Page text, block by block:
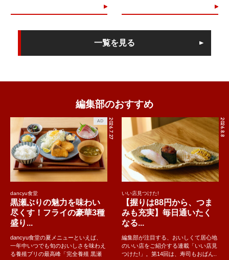
一覧を見る
編集部のおすすめ
2026.7.27
AD
dancyu食堂
黒瀬ぶりの魅力を味わい
尽くす！フライの豪華3種
盛り...
dancyu食堂の夏メニューといえば、
一年中いつでも旬のおいしさを味わえ
る養殖ブリの最高峰「完全養殖 黒瀬
2026.8.8
いい店見つけた!
【握りは88円から、つま
みも充実】毎日通いたく
なる...
編集部が注目する、おいしくて居心地
のいい店をご紹介する連載「いい店見
つけた!」。第14回は、寿司もおばん..